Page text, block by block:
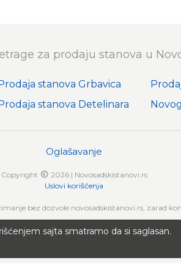
za prodaju stanova u
stanova Grbavica
stanova Detelinara
Oglašavanje
Copyright
2026 | Novosadskistanovi.rs
Uslovi korišćenja
bez dozvole novosadskistanovi.rs, zarad
sajta smatramo da si saglasan.